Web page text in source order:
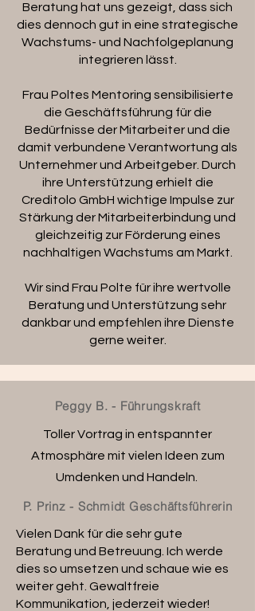
Beratung hat uns gezeigt, dass sich
dies dennoch gut in eine strategische
Wachstums- und Nachfolgeplanung
integrieren lässt.
Frau Poltes Mentoring sensibilisierte
die Geschäftsführung für die
Bedürfnisse der Mitarbeiter und die
damit verbundene Verantwortung als
Unternehmer und Arbeitgeber. Durch
ihre Unterstützung erhielt die
Creditolo GmbH wichtige Impulse zur
Stärkung der Mitarbeiterbindung und
gleichzeitig zur Förderung eines
nachhaltigen Wachstums am Markt.
Wir sind Frau Polte für ihre wertvolle
Beratung und Unterstützung sehr
dankbar und empfehlen ihre Dienste
gerne weiter.
Peggy B. - Führungskraft
Toller Vortrag in entspannter
Atmosphäre mit vielen Ideen zum
Umdenken und Handeln.
P. Prinz - Schmidt Geschäftsführerin
Vielen Dank für die sehr gute
Beratung und Betreuung. Ich werde
dies so umsetzen und schaue wie es
weiter geht. Gewaltfreie
Kommunikation, jederzeit wieder!